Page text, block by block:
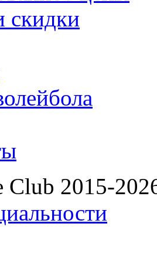
скидки
Club 2015-